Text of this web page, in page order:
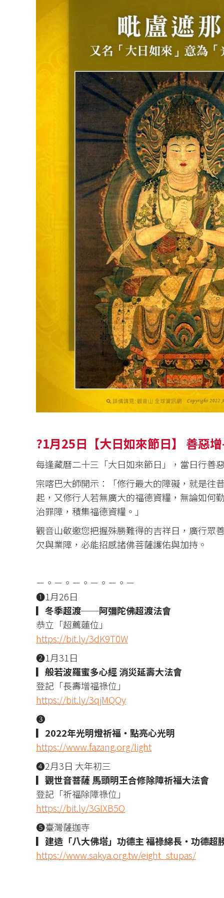
?1月25日【大日如來節日】 善惡
每逢藏曆二十三「大日如來節日」，當日行善
宗喀巴大師開示：「修行最大的障礙，就是往
起，又修行人若無廣大的福德資糧，無論如何
治罪障，積集福德資糧。」
觀音山敬邀您把握殊勝難得的吉祥日，廣行眾
欠與業障，必能招感諸佛菩薩護佑與加持。
－。－。－。－。－。－
❶1月26日
▎冬季超渡──阿彌陀佛超渡法會
恭立「超薦蓮位」
https://bit.ly/3dK9T0W
❷1月31日
▎般若波羅蜜多心經 消災延壽大法會
登記「長壽增福祿位」
https://bit.ly/3qjMQQy
❸
▎2022年光明燈祈福‧點亮心光明
https://www.fazang.org/light
❹2月3日 大年初三
▎觀世音菩薩 馬頭明王合修除障祈福大法會
登記「祈福除障祿位」
https://bit.ly/3GIXB5O
❺臺灣薩迦寺
▎建造「八大佛塔」功德主 福祿綿長‧功德超
https://www.sakya.org.tw/eight_stupas/